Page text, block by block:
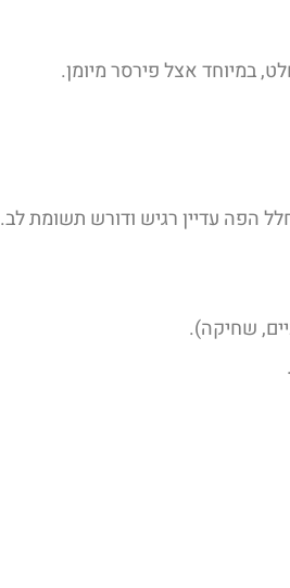
הפה עדיין רגיש ודורש תשומת לב.
שחיקה).